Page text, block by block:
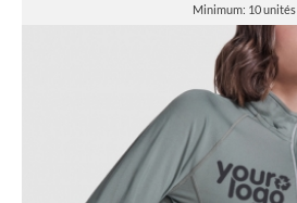
Minimum: 10 unités